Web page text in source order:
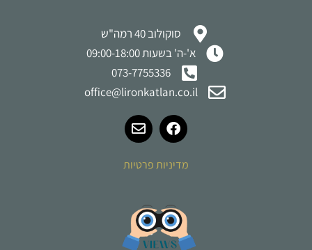
סוקולוב 40 רמה"ש
א'-ה' בשעות 09:00-18:00
073-7755336
office@lironkatlan.co.il
מדיניות פרטיות